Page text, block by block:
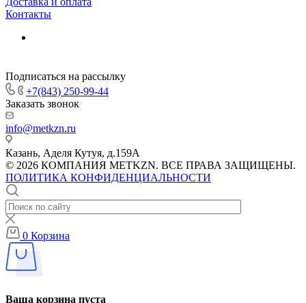
Контакты
Подписаться на рассылку
+7(843) 250-99-44
Заказать звонок
info@metkzn.ru
Казань, Аделя Кутуя, д.159А
© 2026 КОМПАНИЯ METKZN. ВСЕ ПРАВА ЗАЩИЩЕНЫ.
ПОЛИТИКА КОНФИДЕНЦИАЛЬНОСТИ
0 Корзина
Ваша корзина пуста